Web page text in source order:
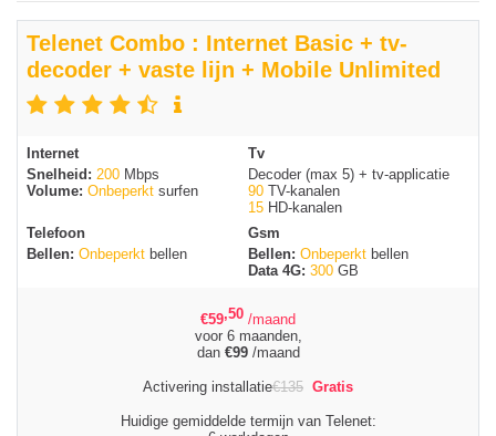
Telenet Combo : Internet Basic + tv-
decoder + vaste lijn + Mobile Unlimited
Internet
Snelheid: 200 Mbps
Volume: Onbeperkt surfen
Tv
Decoder (max 5) + tv-applicatie
90 TV-kanalen
15 HD-kanalen
Telefoon
Bellen: Onbeperkt bellen
Gsm
Bellen: Onbeperkt bellen
Data 4G: 300 GB
€59,50 /maand
voor 6 maanden,
dan €99/maand
Activering installatie€135 Gratis
Huidige gemiddelde termijn van Telenet: